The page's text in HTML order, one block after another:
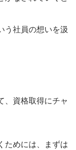
う社員の想いを汲
、資格取得にチャ
ためには、まずは